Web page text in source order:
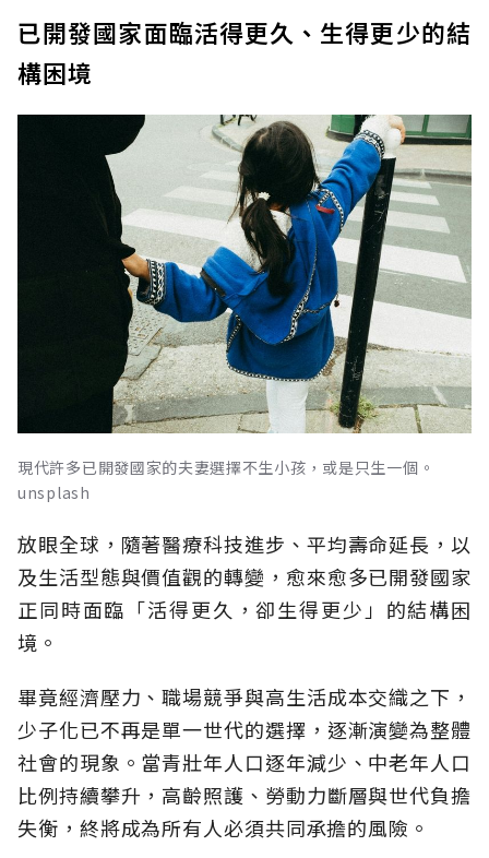
已開發國家面臨活得更久、生得更少的結
構困境
現代許多已開發國家的夫妻選擇不生小孩，或是只生一個。
unsplash
放眼全球，隨著醫療科技進步、平均壽命延長，以
及生活型態與價值觀的轉變，愈來愈多已開發國家
正同時面臨「活得更久，卻生得更少」的結構困
境。
畢竟經濟壓力、職場競爭與高生活成本交織之下，
少子化已不再是單一世代的選擇，逐漸演變為整體
社會的現象。當青壯年人口逐年減少、中老年人口
比例持續攀升，高齡照護、勞動力斷層與世代負擔
失衡，終將成為所有人必須共同承擔的風險。